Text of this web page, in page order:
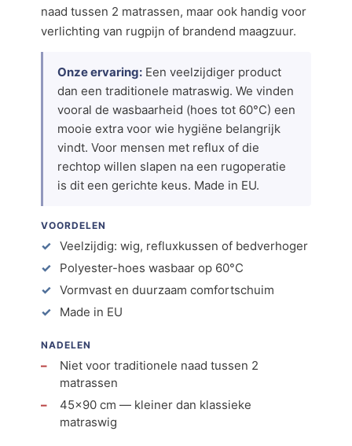
naad tussen 2 matrassen, maar ook handig voor
verlichting van rugpijn of brandend maagzuur.
Onze ervaring: Een veelzijdiger product
dan een traditionele matraswig. We vinden
vooral de wasbaarheid (hoes tot 60°C) een
mooie extra voor wie hygiëne belangrijk
vindt. Voor mensen met reflux of die
rechtop willen slapen na een rugoperatie
is dit een gerichte keus. Made in EU.
VOORDELEN
Veelzijdig: wig, refluxkussen of bedverhoger
Polyester-hoes wasbaar op 60°C
Vormvast en duurzaam comfortschuim
Made in EU
NADELEN
Niet voor traditionele naad tussen 2
matrassen
45×90 cm — kleiner dan klassieke
matraswig